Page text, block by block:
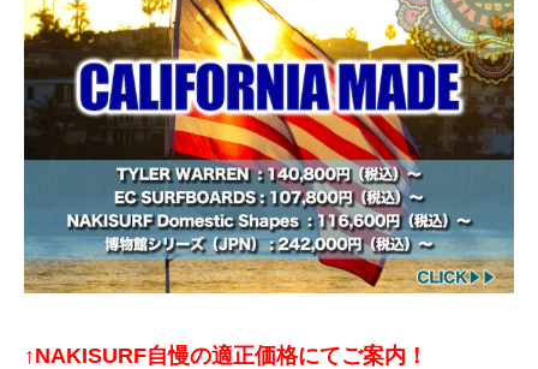
↑NAKISURF自慢の適正価格にてご案内！